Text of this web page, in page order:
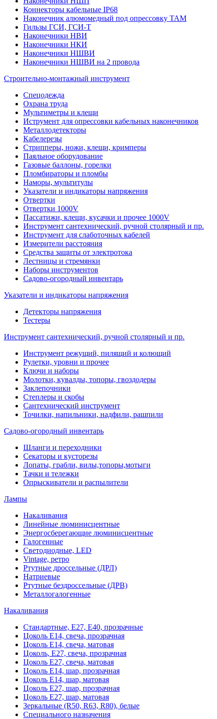
Коннекторы кабельные IP68
Наконечник алюмомедный под опрессовку ТАМ
Гильзы ГСИ, ГСИ-Т
Наконечники НВИ
Наконечники НКИ
Наконечники НШВИ
Наконечники НШВИ на 2 провода
Строительно-монтажный инструмент
Спецодежда
Охрана труда
Мультиметры и клещи
Иструмент для опрессовки кабельных наконечников
Металлодетекторы
Кабелерезы
Стрипперы, ножи, клещи, кримперы
Паяльное оборудование
Газовые баллоны, горелки
Пломбираторы и пломбы
Наморы, мультитулы
Указатели и индикаторы напряжения
Отвертки
Отвертки 1000V
Пассатижи, клещи, кусачки и прочее 1000V
Инструмент сантехнический, ручной столярный и пр.
Инструмент для слаботочных кабелей
Измерители расстояния
Средства защиты от электротока
Лестницы и стремянки
Наборы инструментов
Садово-огородный инвентарь
Указатели и индикаторы напряжения
Детекторы напряжения
Тестеры
Инструмент сантехнический, ручной столярный и пр.
Инструмент режущий, пилящий и колющий
Рулетки, уровни и прочее
Ключи и наборы
Молотки, кувалды, топоры, гвоздодеры
Заклепочники
Степлеры и скобы
Сантехнический инструмент
Точилки, напильники, надфили, рашпили
Садово-огородный инвентарь
Шланги и переходники
Секаторы и кусторезы
Лопаты, грабли, вилы,топоры,мотыги
Тачки и тележки
Опрыскиватели и распылители
Лампы
Накаливания
Линейные люминисцентные
Энергосберегающие люминисцентные
Галогенные
Светодиодные, LED
Vintage, ретро
Ртутные дроссельные (ДРЛ)
Натриевые
Ртутные бездроссельные (ДРВ)
Металлогалогенные
Накаливания
Стандартные, Е27, Е40, прозрачные
Цоколь Е14, свеча, прозрачная
Цоколь Е14, свеча, матовая
Цоколь, Е27, свеча, прозрачная
Цоколь Е27, свеча, матовая
Цоколь Е14, шар, прозрачная
Цоколь Е14, шар, матовая
Цоколь Е27, шар, прозрачная
Цоколь Е27, шар, матовая
Зеркальные (R50, R63, R80), белые
Специального назначения